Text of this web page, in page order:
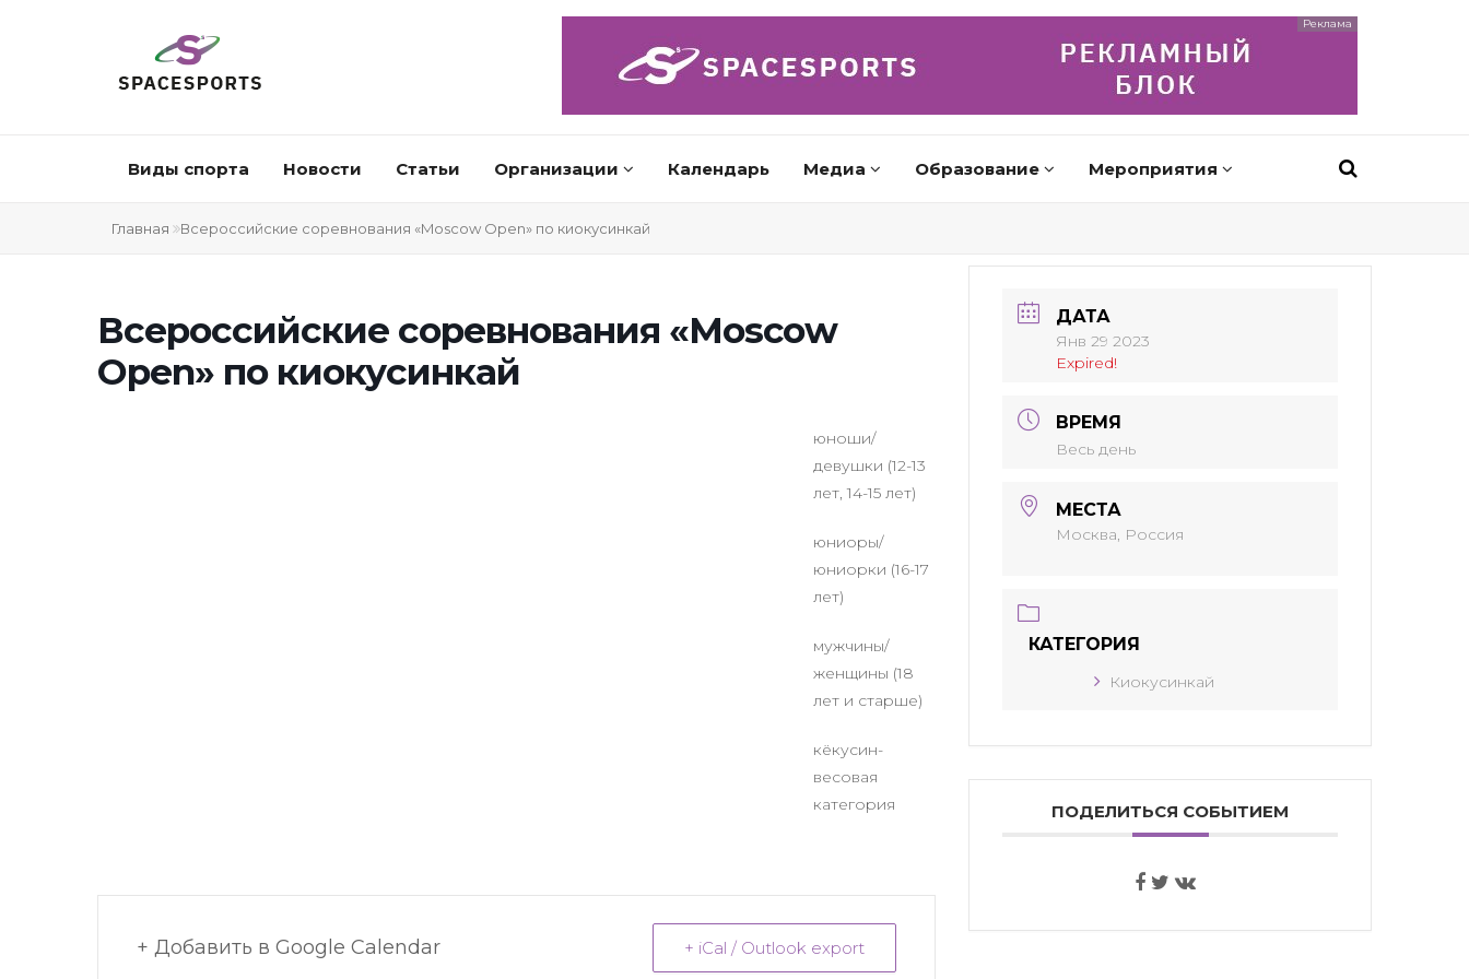
Реклама
Виды спорта Новости Статьи Организации Календарь Медиа Образование Мероприятия
Главная Всероссийские соревнования «Moscow Open» по киокусинкай
Всероссийские соревнования «Moscow
Open» по киокусинкай
юноши/
девушки (12-13
лет, 14-15 лет)
юниоры/
юниорки (16-17
лет)
мужчины/
женщины (18
лет и старше)
кёкусин-
весовая
категория
+ Добавить в Google Calendar + iCal / Outlook export
ДАТА
Янв 29 2023
Expired!
ВРЕМЯ
Весь день
МЕСТА
Москва, Россия
КАТЕГОРИЯ
Киокусинкай
ПОДЕЛИТЬСЯ СОБЫТИЕМ